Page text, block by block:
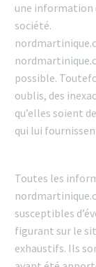
une information
société.
possible.
oublis, des
qu’elles soient
qui lui
Toutes les
susceptibles
figurant sur le
exhaustifs. Ils